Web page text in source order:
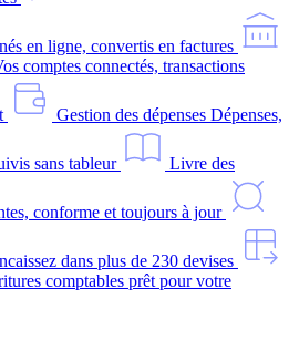
en ligne, convertis en factures
comptes connectés, transactions
Gestion des dépenses Dépenses,
sans tableur Livre des
conforme et toujours à jour
dans plus de 230 devises
comptables prêt pour votre